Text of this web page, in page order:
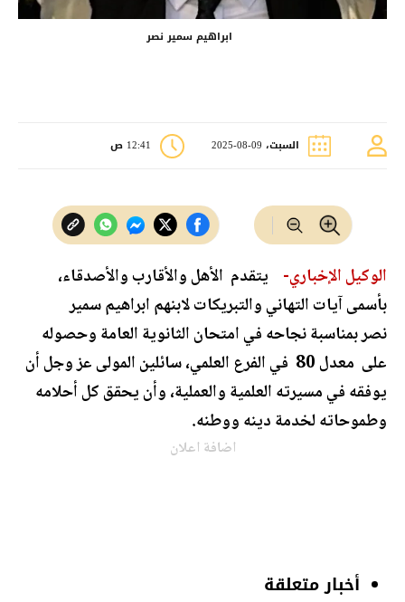
ابراهيم سمير نصر
السبت، 09-08-2025 12:41 ص
الوكيل الإخباري- يتقدم الأهل والأقارب والأصدقاء،
بأسمى آيات التهاني والتبريكات لابنهم ابراهيم سمير
نصر بمناسبة نجاحه في امتحان الثانوية العامة وحصوله
على معدل 80 في الفرع العلمي، سائلين المولى عز وجل أن
يوفقه في مسيرته العلمية والعملية، وأن يحقق كل أحلامه
وطموحاته لخدمة دينه ووطنه.
اضافة اعلان
أخبار متعلقة